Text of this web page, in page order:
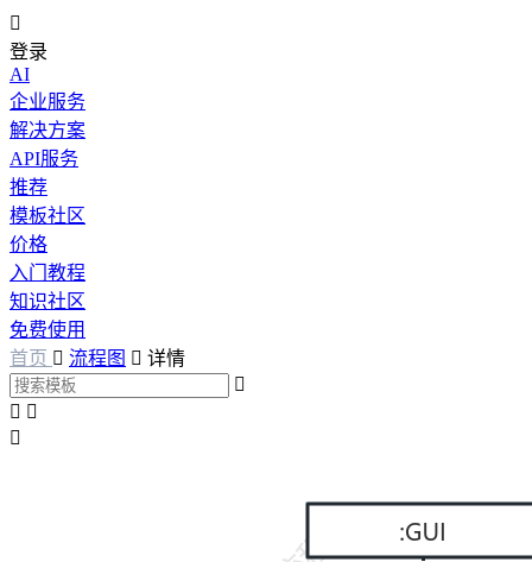

登录
AI
企业服务
解决方案
API服务
推荐
模板社区
价格
入门教程
知识社区
免费使用
首页  流程图  详情

 
